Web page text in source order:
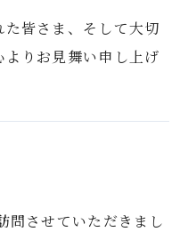
皆さま、そして大切
りお見舞い申し上げ
問させていただきまし